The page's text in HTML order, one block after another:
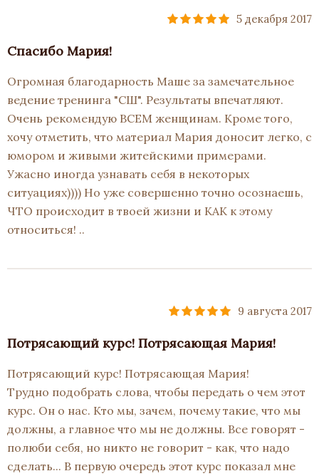
5 декабря 2017
Спасибо Мария!
Огромная благодарность Маше за замечательное
ведение тренинга "СШ". Результаты впечатляют.
Очень рекомендую ВСЕМ женщинам. Кроме того,
хочу отметить, что материал Мария доносит легко, с
юмором и живыми житейскими примерами.
Ужасно иногда узнавать себя в некоторых
ситуациях)))) Но уже совершенно точно осознаешь,
ЧТО происходит в твоей жизни и КАК к этому
относиться! ..
9 августа 2017
Потрясающий курс! Потрясающая Мария!
Потрясающий курс! Потрясающая Мария!
Трудно подобрать слова, чтобы передать о чем этот
курс. Он о нас. Кто мы, зачем, почему такие, что мы
должны, а главное что мы не должны. Все говорят -
полюби себя, но никто не говорит - как, что надо
сделать... В первую очередь этот курс показал мне